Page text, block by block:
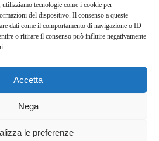
tecnologie come i cookie per
del dispositivo. Il consenso a queste
dati come il comportamento di navigazione o ID
o ritirare il consenso può influire negativamente
Accetta
Nega
le preferenze
trova per te le notizie più
3 - 37138 - VERONA (VR)
network.com